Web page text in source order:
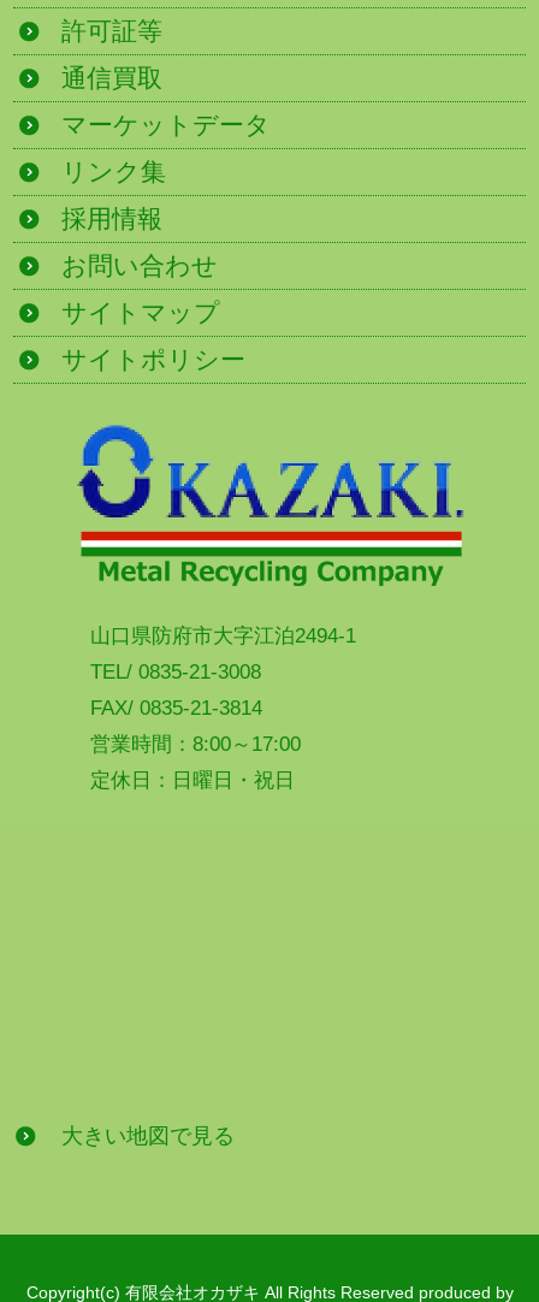
許可証等
通信買取
マーケットデータ
リンク集
採用情報
お問い合わせ
サイトマップ
サイトポリシー
山口県防府市大字江泊2494-1
TEL/ 0835-21-3008
FAX/ 0835-21-3814
営業時間：8:00～17:00
定休日：日曜日・祝日
大きい地図で見る
Copyright(c) 有限会社オカザキ All Rights Reserved produced by